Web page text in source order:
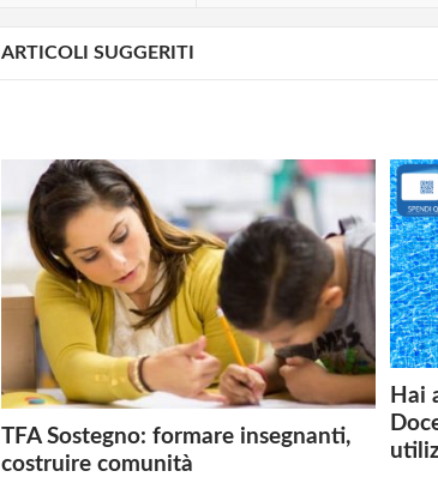
ARTICOLI SUGGERITI
TFA Sostegno: formare insegnanti,
costruire comunità
Hai